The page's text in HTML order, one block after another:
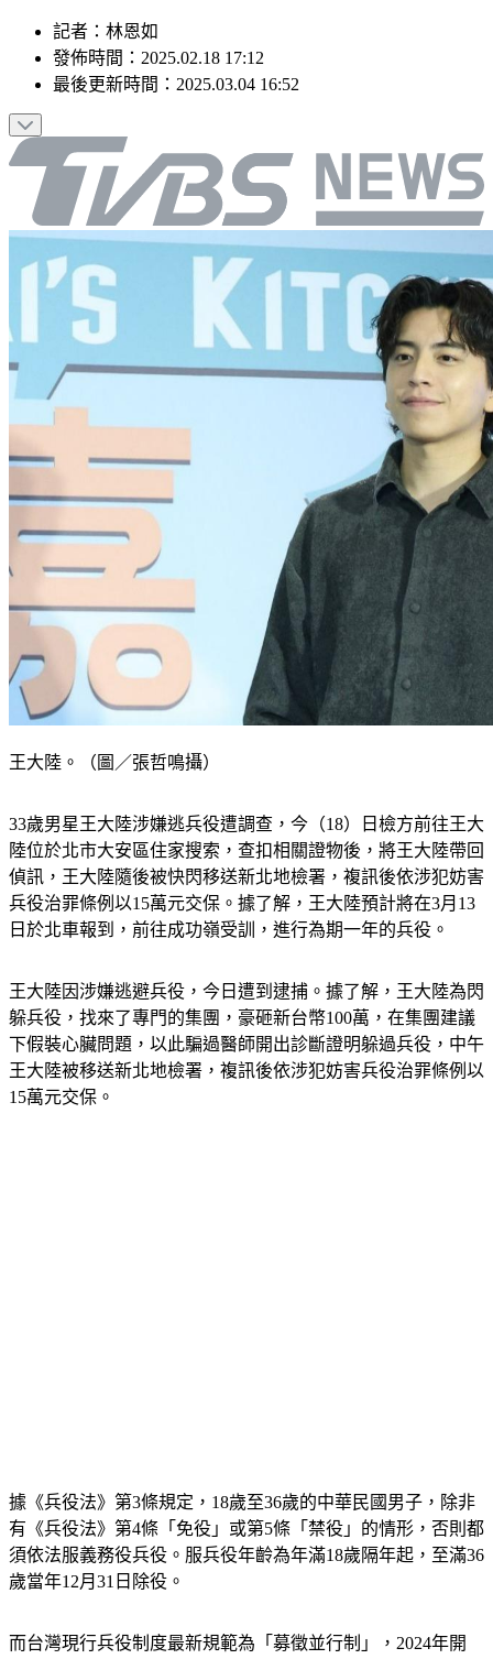
記者：林恩如
發佈時間：2025.02.18 17:12
33歲男星王大陸涉嫌逃兵役遭調查，今（18）日檢方前往王大
陸位於北市大安區住家搜索，查扣相關證物後，將王大陸帶回
偵訊，王大陸隨後被快閃移送新北地檢署，複訊後依涉犯妨害
兵役治罪條例以15萬元交保。據了解，王大陸預計將在3月13
王大陸因涉嫌逃避兵役，今日遭到逮捕。據了解，王大陸為閃
躲兵役，找來了專門的集團，豪砸新台幣100萬，在集團建議
下假裝心臟問題，以此騙過醫師開出診斷證明躲過兵役，中午
王大陸被移送新北地檢署，複訊後依涉犯妨害兵役治罪條例以
據《兵役法》第3條規定，18歲至36歲的中華民國男子，除非
有《兵役法》第4條「免役」或第5條「禁役」的情形，否則都
須依法服義務役兵役。服兵役年齡為年滿18歲隔年起，至滿36